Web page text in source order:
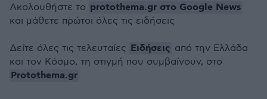
Ακολουθήστε το protothema.gr στο Google News
και μάθετε πρώτοι όλες τις ειδήσεις
Δείτε όλες τις τελευταίες Ειδήσεις από την Ελλάδα
και τον Κόσμο, τη στιγμή που συμβαίνουν, στο
Protothema.gr